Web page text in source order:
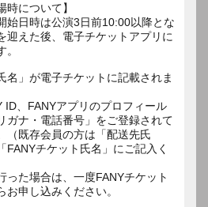
時について】
始日時は公演3日前10:00以降とな
迎えた後、電子チケットアプリに
」が電子チケットに記載されま
ID、FANYアプリのプロフィール
ガナ・電話番号」をご登録されて
（既存会員の方は「配送先氏
FANYチケット氏名」にご記入く
った場合は、一度FANYチケット
お申し込みください。